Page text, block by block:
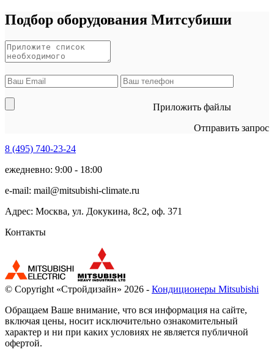
Подбор оборудования Митсубиши
Приложить файлы
Отправить запрос
8 (495) 740-23-24
ежедневно: 9:00 - 18:00
e-mail: mail@mitsubishi-climate.ru
Адрес: Москва, ул. Докукина, 8с2, оф. 371
Контакты
© Copyright «Стройдизайн» 2026 - Кондиционеры Mitsubishi
Обращаем Ваше внимание, что вся информация на сайте,
включая цены, носит исключительно ознакомительный
характер и ни при каких условиях не является публичной
офертой.